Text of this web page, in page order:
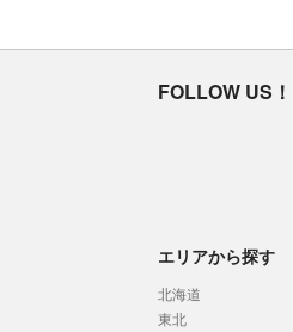
FOLLOW US！
エリアから探す
北海道
東北